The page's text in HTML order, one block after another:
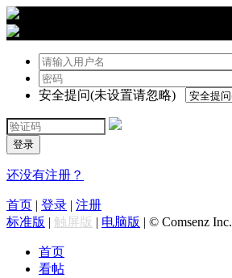
安全提问(未设置请忽略)
登录
还没有注册？
首页 | 登录 | 注册
标准版 | 触屏版 | 电脑版 | © Comsenz Inc.
首页
看帖